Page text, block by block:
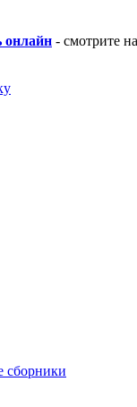
онлайн - смотрите
сборники